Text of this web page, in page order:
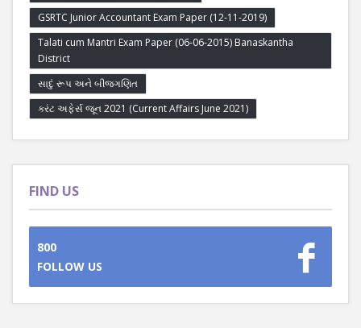
GSRTC Junior Accountant Exam Paper (12-11-2019)
Talati cum Mantri Exam Paper (06-06-2015) Banaskantha
District
સાદું રૂપ અને બીજગણિત
કરંટ અફેર્સ જૂન 2021 (Current Affairs June 2021)
FIND US
800
FOLLOW US